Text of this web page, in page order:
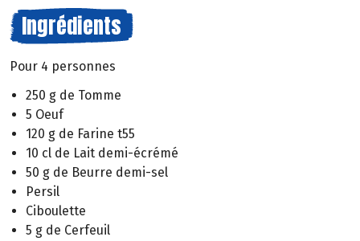
Ingrédients
Pour 4 personnes
250 g de Tomme
5 Oeuf
120 g de Farine t55
10 cl de Lait demi-écrémé
50 g de Beurre demi-sel
Persil
Ciboulette
5 g de Cerfeuil